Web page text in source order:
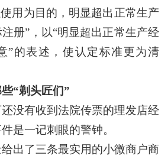
用为目的，明显超出正常生产
册”，以“明显超出正常生产经
”的表述，使认定标准更为清
“剃头匠们”
有收到法院传票的理发店经
是一记刺眼的警钟。
了三条最实用的小微商户商